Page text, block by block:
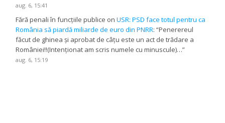
aug. 6, 15:41
Fără penali în funcțiile publice onUSR: PSD face totul pentru ca
România să piardă miliarde de euro din PNRR: “Penerereul
făcut de ghinea și aprobat de câțu este un act de trădare a
României!!(Intenționat am scris numele cu minuscule)…”
aug. 6, 15:19